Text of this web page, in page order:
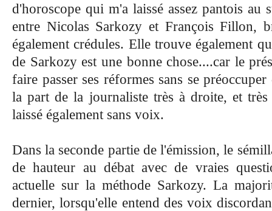
d'horoscope qui m'a laissé assez pantois au
entre Nicolas Sarkozy et François Fillon,
également crédules. Elle trouve également
de Sarkozy est une bonne chose....car le
faire passer ses réformes sans se
la part de la journaliste très à droite, et
laissé également sans voix.
Dans la seconde partie de l'émission, le
de hauteur au débat avec de vraies
actuelle sur la méthode Sarkozy. La
dernier, lorsqu'elle entend des voix